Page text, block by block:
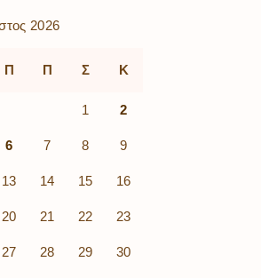
2026
Π Π Σ Κ
1 2
6 7 8 9
13 14 15 16
20 21 22 23
27 28 29 30